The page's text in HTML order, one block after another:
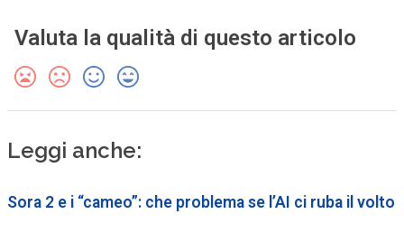
Valuta la qualità di questo articolo
Leggi anche:
Sora 2 e i “cameo”: che problema se l’AI ci ruba il volto